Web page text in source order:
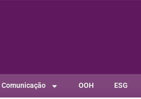
Comunicação OOH ESG